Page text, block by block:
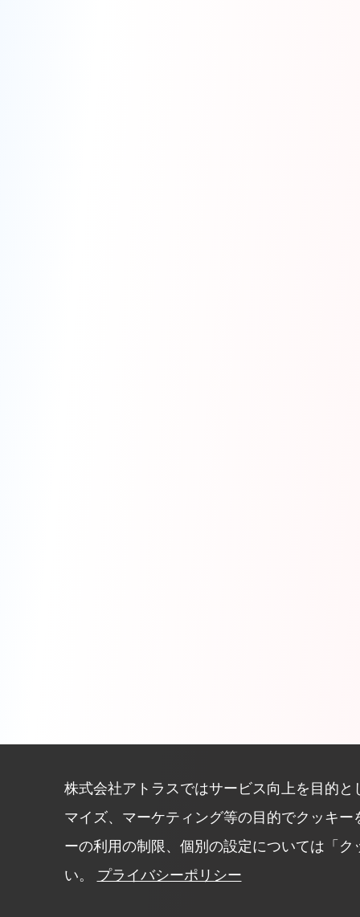
株式会社アトラスではサービス向上を目的
マイズ、マーケティング等の目的でクッキ
ーの利用の制限、個別の設定については「
い。 プライバシーポリシー